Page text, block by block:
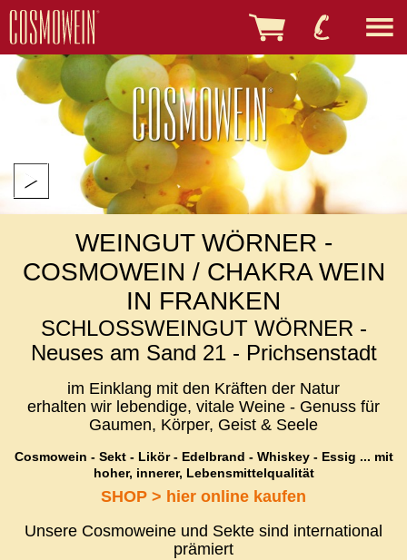
WEINGUT WÖRNER -
COSMOWEIN / CHAKRA WEIN
IN FRANKEN
SCHLOSSWEINGUT WÖRNER -
Neuses am Sand 21 - Prichsenstadt
im Einklang mit den Kräften der Natur
erhalten wir lebendige, vitale Weine - Genuss für
Gaumen, Körper, Geist & Seele
Cosmowein - Sekt - Likör - Edelbrand - Whiskey - Essig ... mit
hoher, innerer, Lebensmittelqualität
SHOP > hier online kaufen
Unsere Cosmoweine und Sekte sind international
prämiert